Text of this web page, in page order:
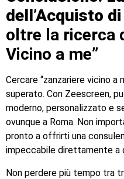
dell’Acquisto
oltre la ricerca
Vicino a me”
Cercare “zanzariere vicino
superato. Con Zeescreen,
moderno, personalizzato e
ovunque a Roma. Non
pronto a offrirti una
impeccabile direttamente a
Non perdere più tempo tra